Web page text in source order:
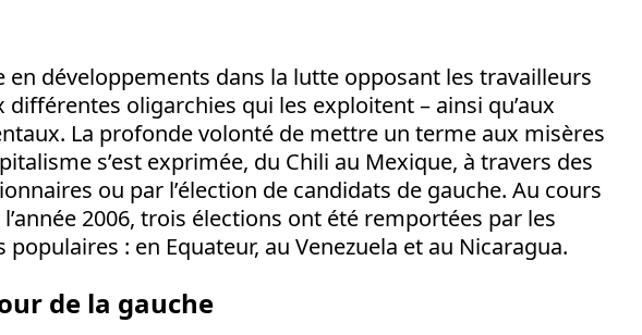
en développements dans la lutte opposant les travailleurs
oligarchies qui les exploitent – ainsi qu’aux
La profonde volonté de mettre un terme aux misères
s’est exprimée, du Chili au Mexique, à travers des
ou par l’élection de candidats de gauche. Au cours
2006, trois élections ont été remportées par les
populaires : en Equateur, au Venezuela et au Nicaragua.
de la gauche